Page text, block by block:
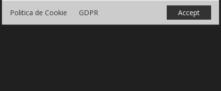
Politica de Cookie GDPR Accept